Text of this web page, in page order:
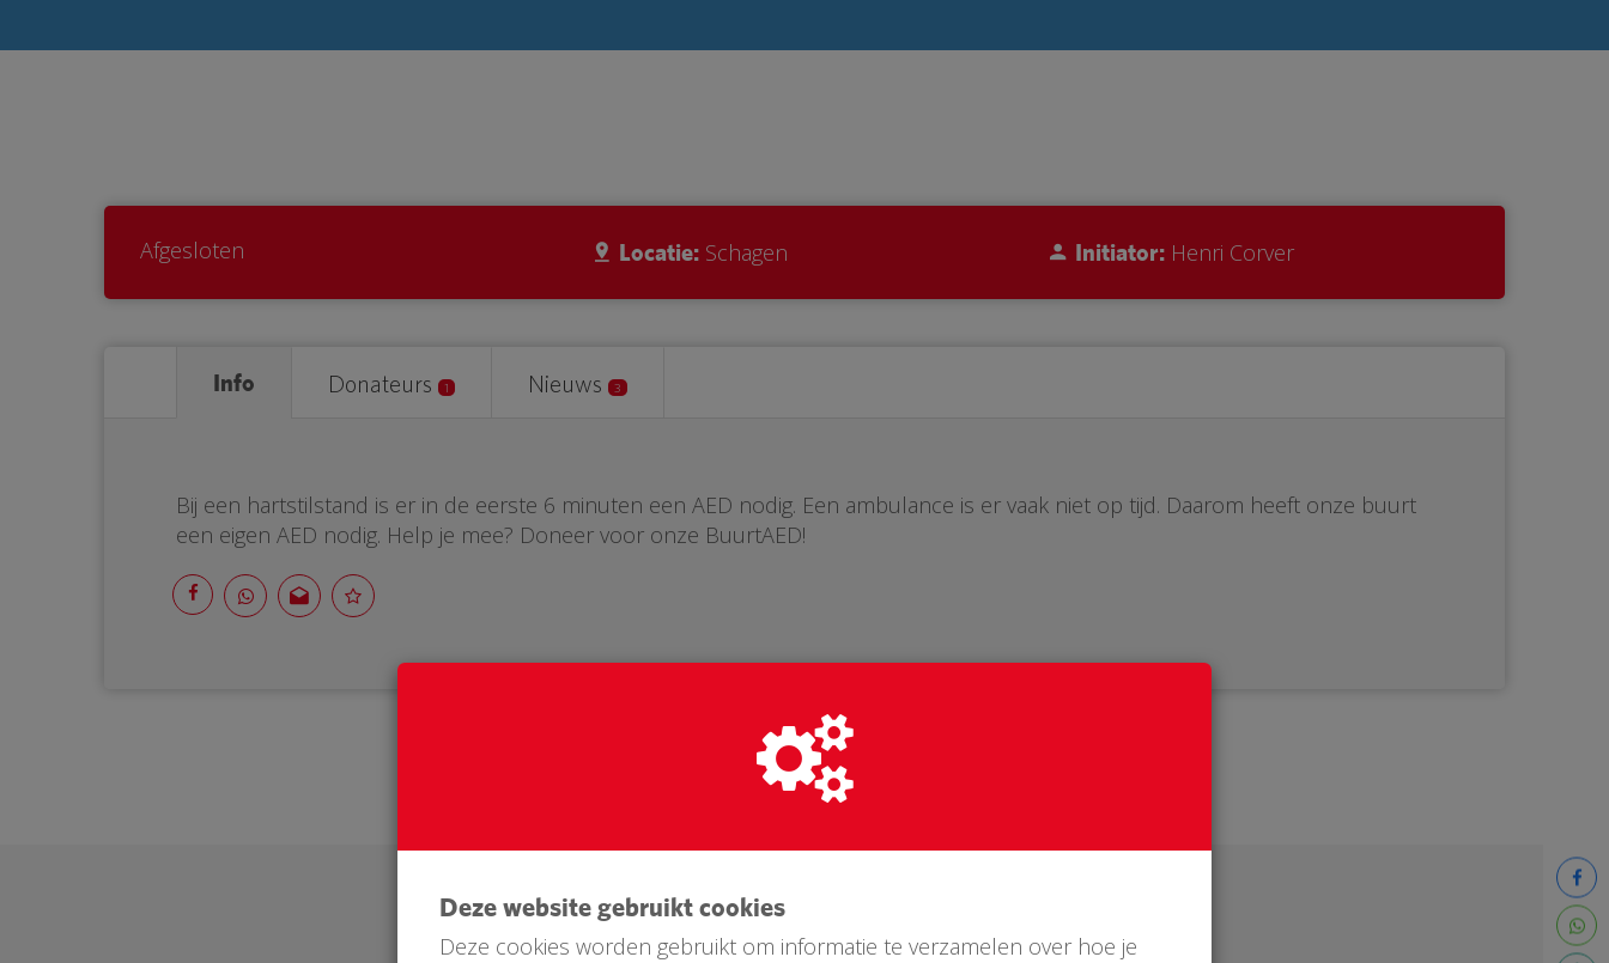
Afgesloten Locatie: Schagen Initiator: Henri Corver
Info Donateurs 1 Nieuws 3
Bij een hartstilstand is er in de eerste 6 minuten een AED nodig. Een ambulance is er vaak niet op tijd. Daarom heeft onze buurt
een eigen AED nodig. Help je mee? Doneer voor onze BuurtAED!
Deze website gebruikt cookies
Deze cookies worden gebruikt om informatie te verzamelen over hoe je